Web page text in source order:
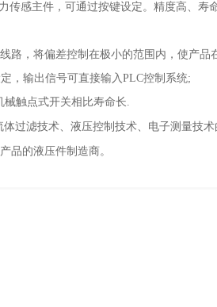
传感主件，可通过按键设定。精度高、寿
路，将偏差控制在极小的范围内，使产品
，输出信号可直接输入PLC控制系统;
械触点式开关相比寿命长.
过滤技术、液压控制技术、电子测量技术
品的液压件制造商。